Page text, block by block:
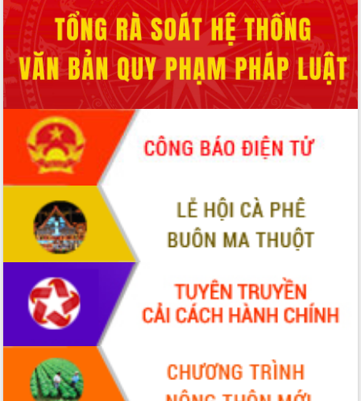
món ăn từ sầu riêng
Đắk Lắk công bố Quy hoạch và xúc
tiến đầu tư tỉnh
Ngành cá ngừ Đắk Lắk chủ động thích
ứng để giữ vững thị trường xuất khẩu
Diễn đàn Kinh tế tư nhân Việt Nam đột
phá cơ chế - Hợp tác công tư
Đề án 06 tạo bước ngoặt đột phá trong
cải cách hành chính tỉnh Đắk Lắk
Kết nối tour, đẩy mạnh chuyển đổi số
để phát triển du lịch Đắk Lắk
Khởi động Dự án Đầu tư xây dựng hạ
tầng kỹ thuật Cụm công nghiệp Tân
Gặp mặt các cơ quan báo chí nhân Kỷ
niệm 101 năm Ngày Báo chí Cách
mạng Việt Nam
Đắk Lắk sơ kết 4 năm triển khai thực
hiện Đề án 06 của Chính phủ
Họp báo thông tin về Hội nghị Công bố
Quy hoạch và Xúc tiến đầu tư tỉnh Đắk